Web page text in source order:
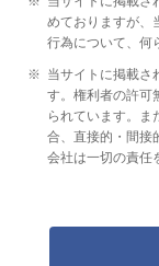
めておりますが、
行為について、何
※ 当サイトに掲載さ
す。権利者の許可
られています。ま
合、直接的・間接
会社は一切の責任